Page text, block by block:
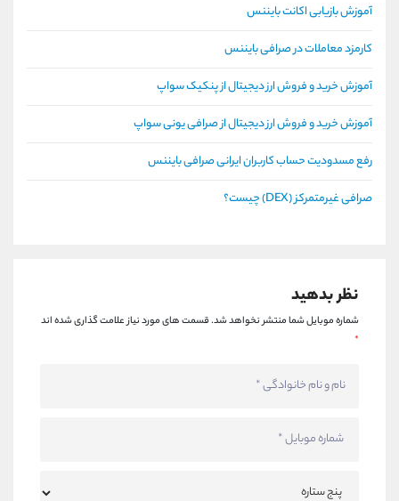
آموزش بازیابی اکانت بایننس
کارمزد معاملات در صرافی بایننس
آموزش خرید و فروش ارز دیجیتال از پنکیک سواپ
آموزش خرید و فروش ارز دیجیتال از صرافی یونی سواپ
رفع مسدودیت حساب کاربران ایرانی صرافی بایننس
صرافی غیرمتمرکز (DEX) چیست؟
نظر بدهید
شماره موبایل شما منتشر نخواهد شد.قسمت های مورد نیاز علامت گذاری شده اند
*